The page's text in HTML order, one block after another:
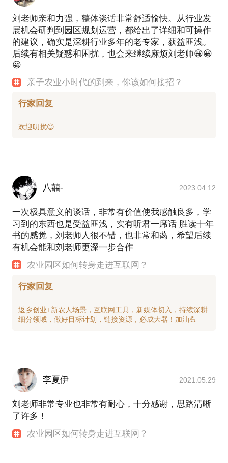
刘老师亲和力强，整体谈话非常舒适愉快。从行业发
展机会研判到园区规划运营，都给出了详细和可操作
的建议，确实是深耕行业多年的老专家，获益匪浅。
后续有相关疑惑和困扰，也会来继续麻烦刘老师😀😀
😀
亲子农业小时代的到来，你该如何接招？
行家回复
八囍- 2023.04.12
一次极具意义的谈话，非常有价值使我感触良多，学
习到的东西也是受益匪浅，实有听君一席话 胜读十年
书的感觉，刘老师人很不错，也非常和蔼，希望后续
有机会能和刘老师更深一步合作
农业园区如何转身走进互联网？
行家回复
返乡创业+新农人场景，互联网工具，新媒体切入，持续深耕
李夏伊 2021.05.29
刘老师非常专业也非常有耐心，十分感谢，思路清晰
了许多！
农业园区如何转身走进互联网？